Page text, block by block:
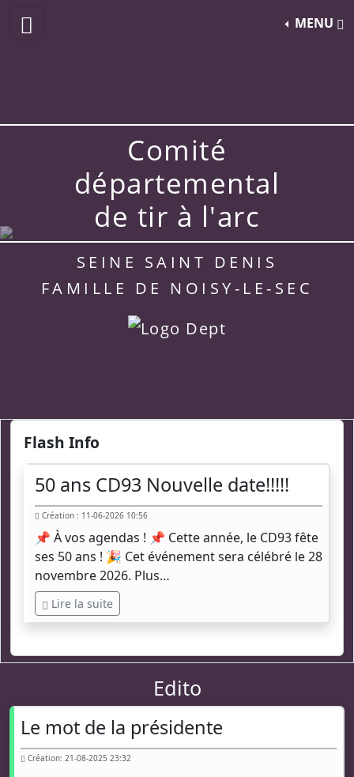
MENU
Comité
départemental
de tir à l'arc
SEINE SAINT DENIS
FAMILLE DE NOISY-LE-SEC
Flash Info
50 ans CD93 Nouvelle date!!!!!
Création : 11-06-2026 10:56
📌 À vos agendas ! 📌 Cette année, le CD93 fête
ses 50 ans ! 🎉 Cet événement sera célébré le 28
novembre 2026. Plus…
Lire la suite
Edito
Le mot de la présidente
Création: 21-08-2025 23:32